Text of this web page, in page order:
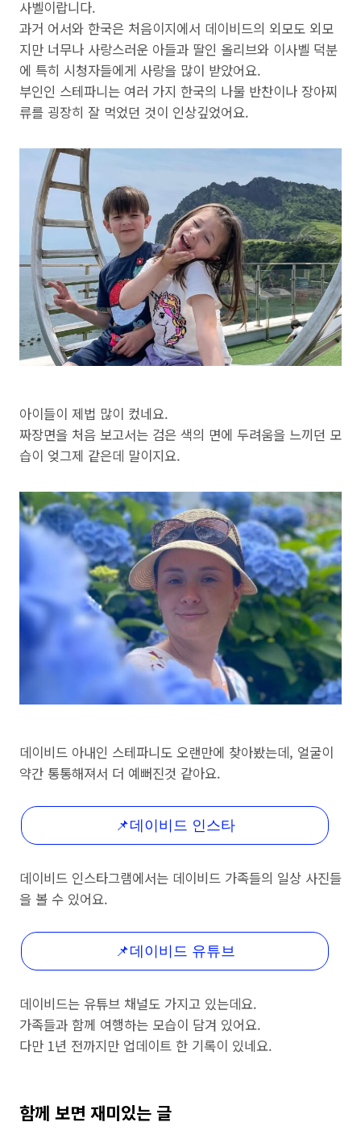
사벨이랍니다.
과거 어서와 한국은 처음이지에서 데이비드의 외모도 외모
지만 너무나 사랑스러운 아들과 딸인 올리브와 이사벨 덕분
에 특히 시청자들에게 사랑을 많이 받았어요.
부인인 스테파니는 여러 가지 한국의 나물 반찬이나 장아찌
류를 굉장히 잘 먹었던 것이 인상깊었어요.
아이들이 제법 많이 컸네요.
짜장면을 처음 보고서는 검은 색의 면에 두려움을 느끼던 모
습이 엊그제 같은데 말이지요.
데이비드 아내인 스테파니도 오랜만에 찾아봤는데, 얼굴이
약간 통통해져서 더 예뻐진것 같아요.
📌데이비드 인스타
데이비드 인스타그램에서는 데이비드 가족들의 일상 사진들
을 볼 수 있어요.
📌데이비드 유튜브
데이비드는 유튜브 채널도 가지고 있는데요.
가족들과 함께 여행하는 모습이 담겨 있어요.
다만 1년 전까지만 업데이트 한 기록이 있네요.
함께 보면 재미있는 글